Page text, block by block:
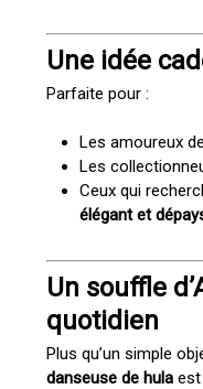
Une idée
Parfaite pour :
Les amoureux
Les
Ceux qui
élégant et
Un souffle
quotidien
Plus qu’un simple
danseuse de hulaest